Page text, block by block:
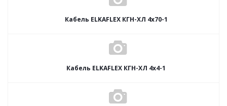
Кабель ELKAFLEX КГН-ХЛ 4x70-1
Кабель ELKAFLEX КГН-ХЛ 4x4-1